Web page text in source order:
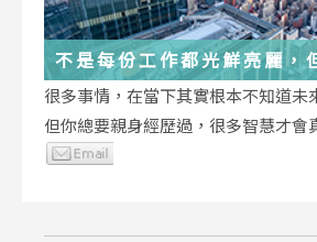
不是每份工作都光鮮亮麗，
在偷偷改變你
很多事情，在當下其實根本不知道未
但你總要親身經歷過，很多智慧才會